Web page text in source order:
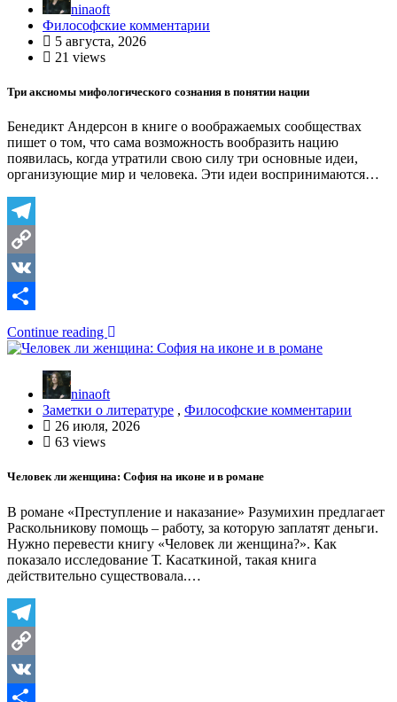
ninaoft
Философские комментарии
5 августа, 2026
21 views
Три аксиомы мифологического сознания в понятии нации
Бенедикт Андерсон в книге о воображаемых сообществах
пишет о том, что сама возможность вообразить нацию
появилась, когда утратили свою силу три основные идеи,
организующие мир и человека. Эти идеи воспринимаются…
Telegram
Copy
Link
VK
Отправить
Continue reading
ninaoft
Заметки о литературе , Философские комментарии
26 июля, 2026
63 views
Человек ли женщина: София на иконе и в романе
В романе «Преступление и наказание» Разумихин предлагает
Раскольникову помощь – работу, за которую заплатят деньги.
Нужно перевести книгу «Человек ли женщина?». Как
показало исследование Т. Касаткиной, такая книга
действительно существовала.…
Telegram
Copy
Link
VK